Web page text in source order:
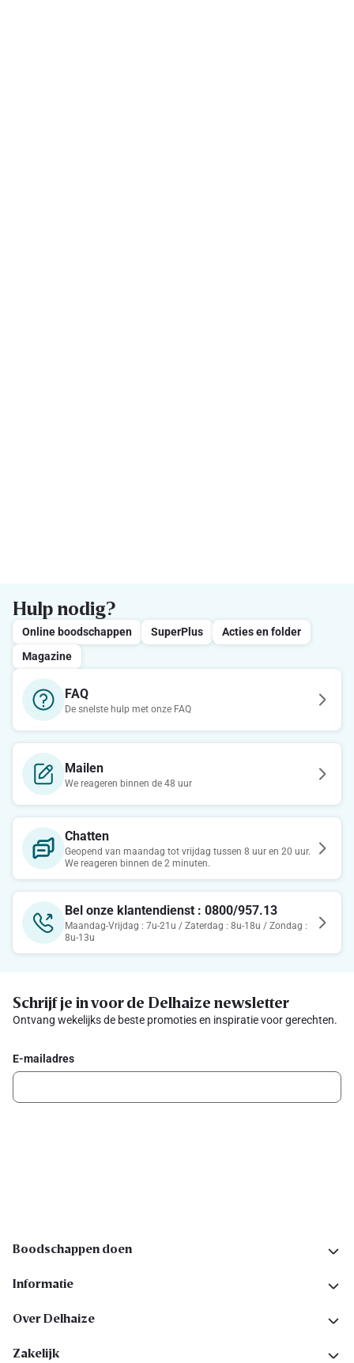
Hulp nodig?
Online boodschappen SuperPlus
Acties en folder
Magazine
FAQ
De snelste hulp met onze FAQ
Mailen
We reageren binnen de 48 uur
Chatten
Geopend van maandag tot vrijdag tussen 8 uur en 20 uur.
We reageren binnen de 2 minuten.
Bel onze klantendienst : 0800/957.13
Maandag-Vrijdag : 7u-21u / Zaterdag : 8u-18u / Zondag :
8u-13u
Schrijf je in voor de Delhaize newsletter
Ontvang wekelijks de beste promoties en inspiratie voor gerechten.
E-mailadres
Boodschappen doen
Informatie
Over Delhaize
Zakelijk